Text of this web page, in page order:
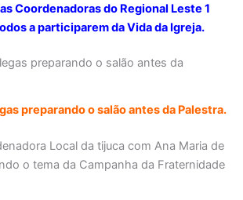
Coordenadoras do Regional Leste 1
a participarem da Vida da Igreja.
preparando o salão antes da Palestra.